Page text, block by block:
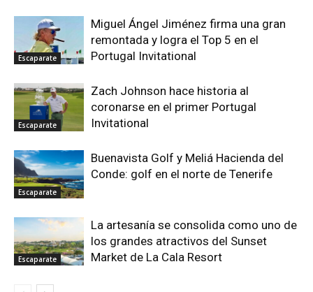
Escaparate
Miguel Ángel Jiménez firma una gran
remontada y logra el Top 5 en el
Portugal Invitational
Escaparate
Zach Johnson hace historia al
coronarse en el primer Portugal
Invitational
Escaparate
Buenavista Golf y Meliá Hacienda del
Conde: golf en el norte de Tenerife
Escaparate
La artesanía se consolida como uno de
los grandes atractivos del Sunset
Market de La Cala Resort